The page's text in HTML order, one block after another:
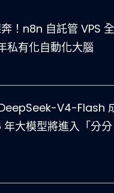
！n8n 自託管 VPS
私有化自動化大腦
V4-Flash
大模型將進入「分分